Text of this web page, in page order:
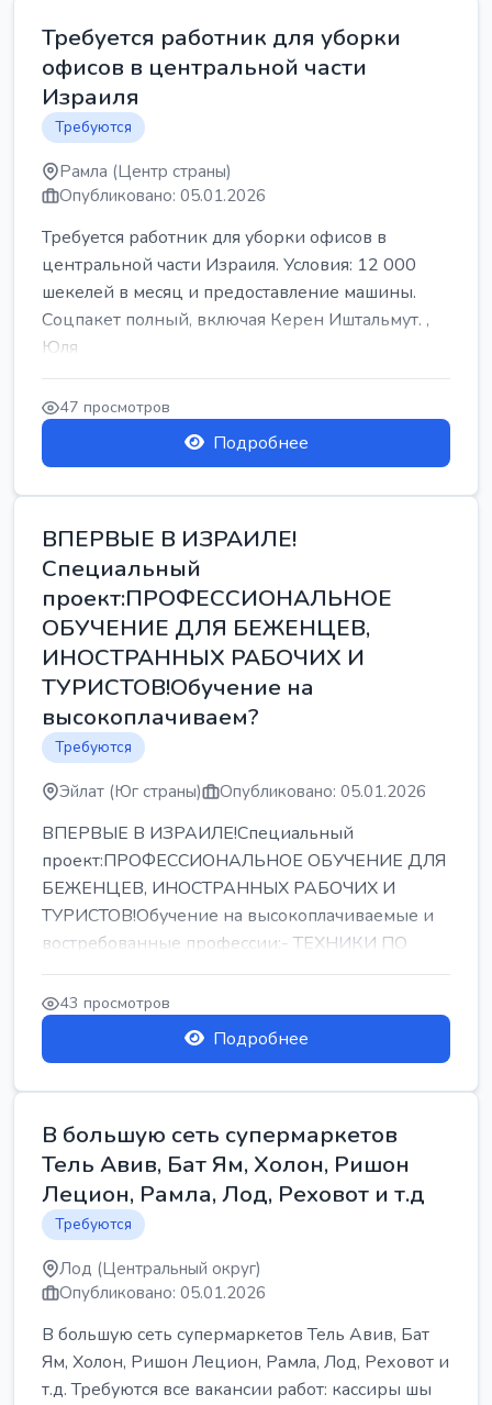
Требуется работник для уборки
офисов в центральной части
Израиля
Требуются
Рамла (Центр страны)
Опубликовано: 05.01.2026
Требуется работник для уборки офисов в
центральной части Израиля. Условия: 12 000
шекелей в месяц и предоставление машины.
Соцпакет полный, включая Керен Иштальмут. ,
Юля
47 просмотров
Подробнее
ВПЕРВЫЕ В ИЗРАИЛЕ!
Специальный
проект:ПРОФЕССИОНАЛЬНОЕ
ОБУЧЕНИЕ ДЛЯ БЕЖЕНЦЕВ,
ИНОСТРАННЫХ РАБОЧИХ И
ТУРИСТОВ!Обучение на
высокоплачиваем?
Требуются
Эйлат (Юг страны) Опубликовано: 05.01.2026
ВПЕРВЫЕ В ИЗРАИЛЕ!Специальный
проект:ПРОФЕССИОНАЛЬНОЕ ОБУЧЕНИЕ ДЛЯ
БЕЖЕНЦЕВ, ИНОСТРАННЫХ РАБОЧИХ И
ТУРИСТОВ!Обучение на высокоплачиваемые и
востребованные профессии:- ТЕХНИКИ ПО
РЕМОНТУ КОНДИЦИОНЕРОВ-...
43 просмотров
Подробнее
В большую сеть супермаркетов
Тель Авив, Бат Ям, Холон, Ришон
Лецион, Рамла, Лод, Реховот и т.д
Требуются
Лод (Центральный округ)
Опубликовано: 05.01.2026
В большую сеть супермаркетов Тель Авив, Бат
Ям, Холон, Ришон Лецион, Рамла, Лод, Реховот и
т.д. Требуются все вакансии работ: кассиры шы